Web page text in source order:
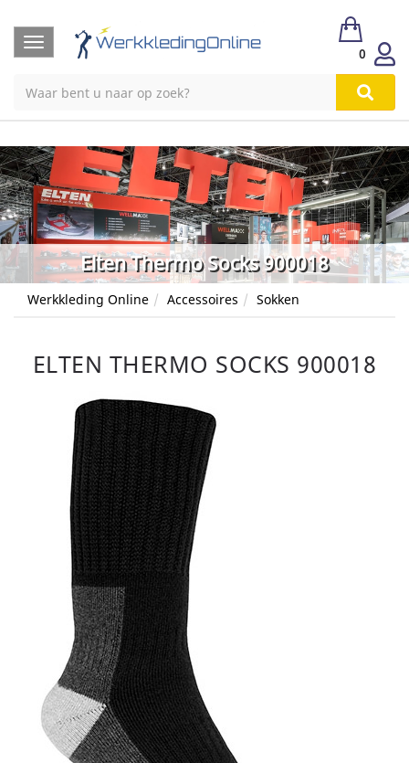
Toggle
navigation
0
Elten Thermo Socks 900018
Werkkleding Online Accessoires Sokken
ELTEN THERMO SOCKS 900018